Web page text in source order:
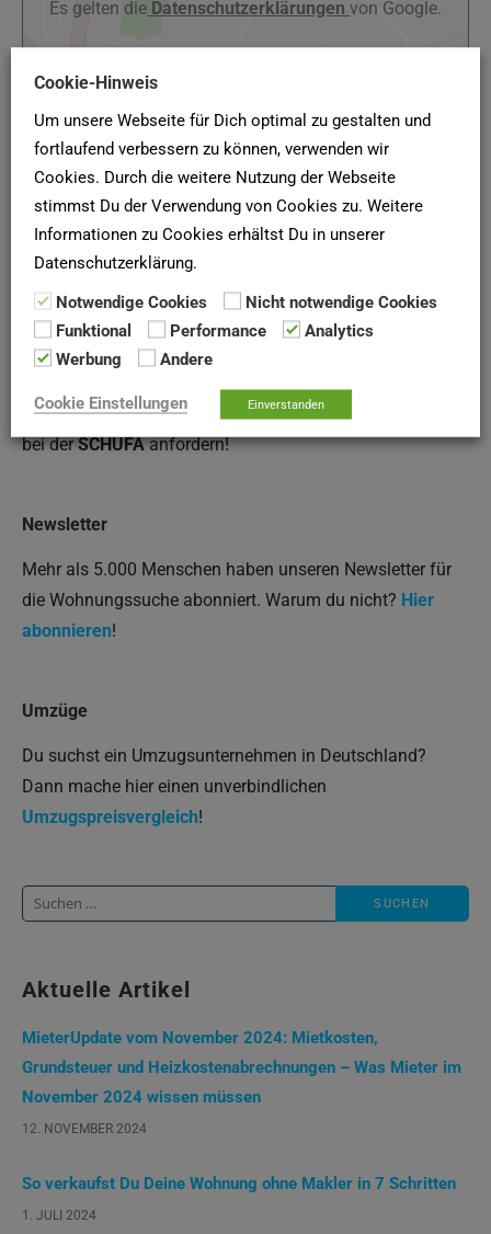
Es gelten die Datenschutzerklärungen von Google.
(Quelle: Baugenossenschaft Heimat Bochum-Stiepel eG,
SCHUFA-AUSKUNFT
Hier deineSCHUFA-Bonitätsauskunftfür Vermieter online
bei derSCHUFAanfordern!
Newsletter
Mehr als 5.000 Menschen haben unseren Newsletter für
die Wohnungssuche abonniert. Warum du nicht? Hier
abonnieren!
Umzüge
Du suchst ein Umzugsunternehmen in Deutschland?
Dann mache hier einen unverbindlichen
Umzugspreisvergleich!
Suche
Aktuelle Artikel
MieterUpdate vom November 2024: Mietkosten,
Grundsteuer und Heizkostenabrechnungen – Was Mieter im
November 2024 wissen müssen
12. NOVEMBER 2024
So verkaufst Du Deine Wohnung ohne Makler in 7 Schritten
1. JULI 2024
Cookie-Hinweis
Um unsere Webseite für Dich optimal zu gestalten und
fortlaufend verbessern zu können, verwenden wir
Cookies. Durch die weitere Nutzung der Webseite
stimmst Du der Verwendung von Cookies zu. Weitere
Informationen zu Cookies erhältst Du in unserer
Datenschutzerklärung.
Notwendige Cookies
Nicht notwendige Cookies
Funktional
Performance
Analytics
Werbung
Andere
Cookie Einstellungen Einverstanden